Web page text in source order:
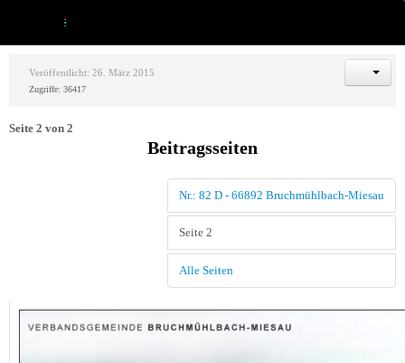
Veröffentlicht: 26. März 2015
Zugriffe: 36417
Beitragsseiten
Nr.: 82 D - 66892 Bruchmühlbach-Miesau
Seite 2
Alle Seiten
Seite 2 von 2